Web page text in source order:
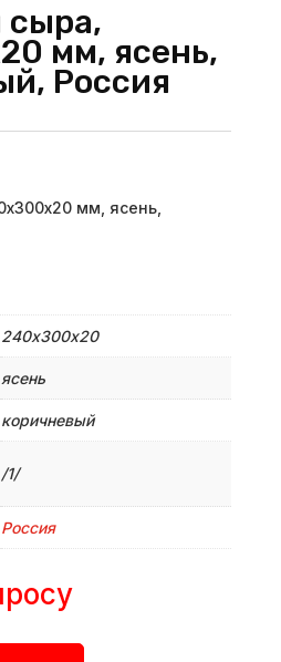
сыра,
мм, ясень,
Россия
мм, ясень,
240х300х20
ясень
коричневый
/1/
Россия